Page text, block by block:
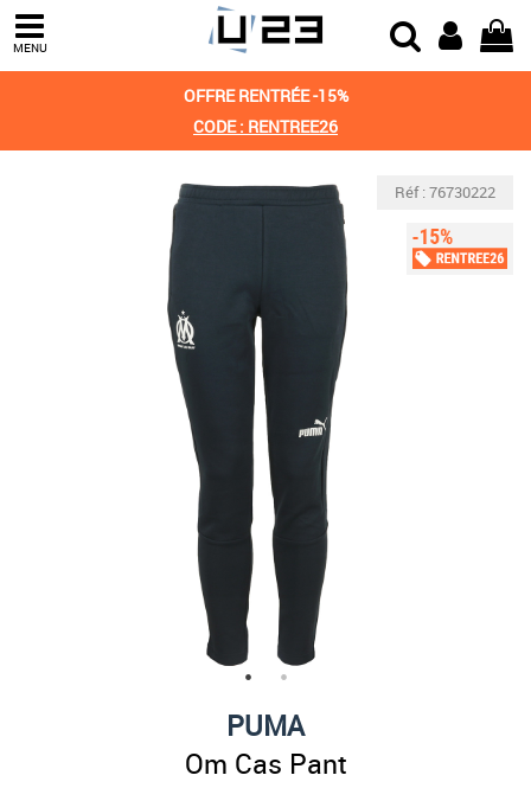
MENU
OFFRE RENTRÉE -15%
CODE : RENTREE26
Réf : 76730222
PUMA
Om Cas Pant